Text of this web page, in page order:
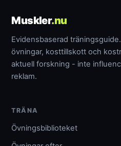
Muskler.nu
Evidensbaserad
övningar, kosttillskott och
aktuell forskning - inte
reklam.
TRÄNA
Övningsbiblioteket